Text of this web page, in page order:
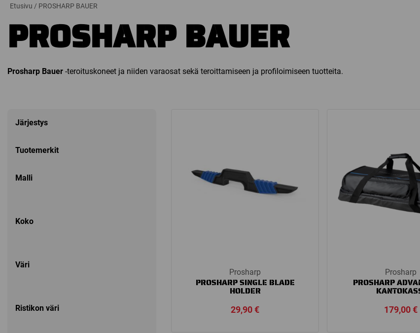
Etusivu / PROSHARP BAUER
PROSHARP BAUER
Prosharp Bauer -teroituskoneet ja niiden varaosat sekä teroittamiseen ja profiloimiseen tuotteita.
Järjestys
Tuotemerkit
Malli
Koko
Väri
Ristikon väri
Prosharp
PROSHARP SINGLE BLADE
HOLDER
29,90€
Prosharp
PROSHARP
179,00€